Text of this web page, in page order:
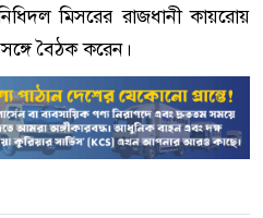
মিসরের রাজধানী কায়রোয়
বৈঠক করেন।